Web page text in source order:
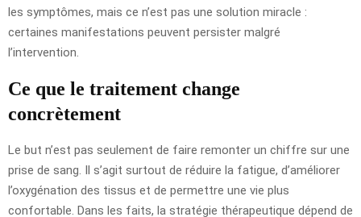
les symptômes, mais ce n’est pas une solution miracle :
certaines manifestations peuvent persister malgré
l’intervention.
Ce que le traitement change
concrètement
Le but n’est pas seulement de faire remonter un chiffre sur une
prise de sang. Il s’agit surtout de réduire la fatigue, d’améliorer
l’oxygénation des tissus et de permettre une vie plus
confortable. Dans les faits, la stratégie thérapeutique dépend de